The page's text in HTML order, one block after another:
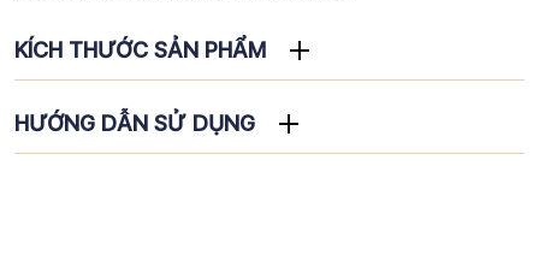
KÍCH THƯỚC SẢN PHẨM
HƯỚNG DẪN SỬ DỤNG